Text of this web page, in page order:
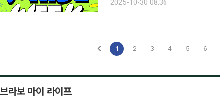
진 점장은 "올해 소비심리가 완만하게
2025-10-30 08:36
1 2 3 4 5 6
브라보 마이 라이프